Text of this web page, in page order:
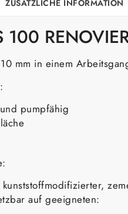
ZUSÄTZLICHE INFORMATION
100
mm in einem
pumpfähig
kunststoffmodifizierter,
auf geeigneten: